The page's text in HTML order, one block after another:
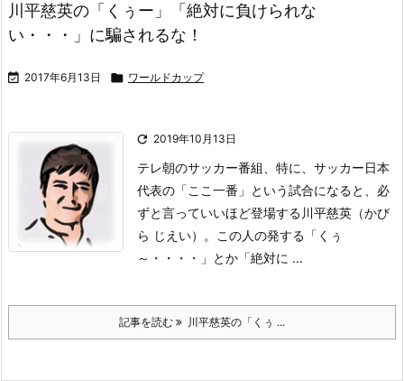
川平慈英の「くぅー」「絶対に負けられな
い・・・」に騙されるな！
 2017年6月13日  ワールドカップ
 2019年10月13日
テレ朝のサッカー番組、特に、サッカー日本
代表の「ここ一番」という試合になると、必
ずと言っていいほど登場する川平慈英（かび
ら じえい）。
この人の発する 「くぅ
～・・・・」 とか 「絶対に ...
記事を読む 川平慈英の「くぅ ...